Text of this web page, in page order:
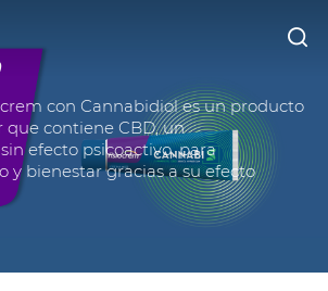
con Cannabidiol es un producto
que contiene CBD, un
efecto psicoactivo, para
y bienestar gracias a su efecto